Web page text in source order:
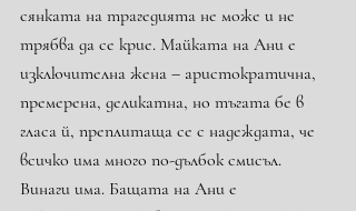
сянката на трагедията не може и не
трябва да се крие. Майката на Ани е
изключителна жена – аристократична,
премерена, деликатна, но тъгата бе в
гласа й, преплитаща се с надеждата, че
всичко има много по-дълбок смисъл.
Винаги има. Бащата на Ани е